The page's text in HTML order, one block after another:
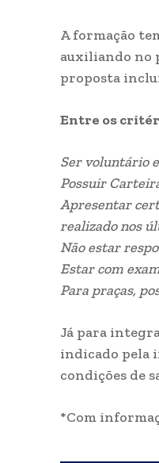
A formação
auxiliando no
proposta
Entre os
Ser voluntário
Possuir
Apresentar
realizado nos
Não estar
Estar com
Para praças,
Já para
indicado pela
condições de
*Com